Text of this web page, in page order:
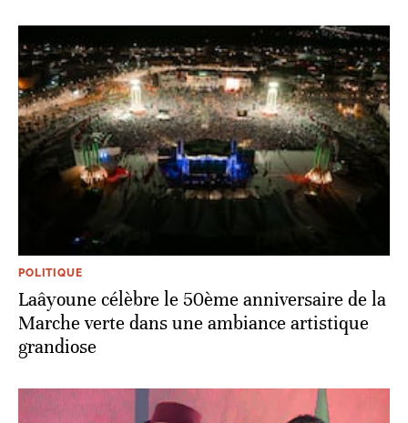
POLITIQUE
Laâyoune célèbre le 50ème anniversaire de la
Marche verte dans une ambiance artistique
grandiose